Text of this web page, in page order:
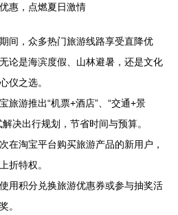
惠，点燃夏日激情
间，众多热门旅游线路享受直降优
论是海滨度假、山林避暑，还是文化
仪之选。
宝旅游推出“机票+酒店”、“交通+景
决出行规划，节省时间与预算。
在淘宝平台购买旅游产品的新用户，
折特权。
用积分兑换旅游优惠券或参与抽奖活
。